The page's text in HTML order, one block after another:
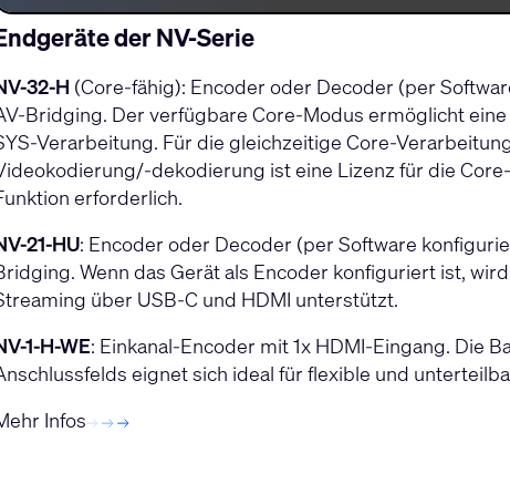
der NV-Serie
32-H (Core-fähig): Encoder oder Decoder (per
Bridging. Der verfügbare Core-Modus ermöglicht
Verarbeitung. Für die gleichzeitige Core-
dekodierung ist eine Lizenz für die
erforderlich.
21-HU: Encoder oder Decoder (per Software
Wenn das Gerät als Encoder konfiguriert ist,
über USB-C und HDMI unterstützt.
1-H-WE: Einkanal-Encoder mit 1x HDMI-Eingang. Die
eignet sich ideal für flexible und
Infos